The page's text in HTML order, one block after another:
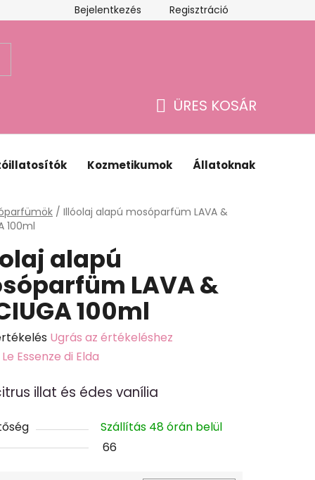
Webáruház értékelése
Bejelentkezés Regisztráció
ÜRES KOSÁR
Kozmetikumok Állatoknak
/ Illóolaj alapú mosóparfüm LAVA &
100ml
alapú
LAVA &
100ml
Ugrás az értékeléshez
Le Essenze di Elda
illat és édes vanília
Szállítás 48 órán belül
66